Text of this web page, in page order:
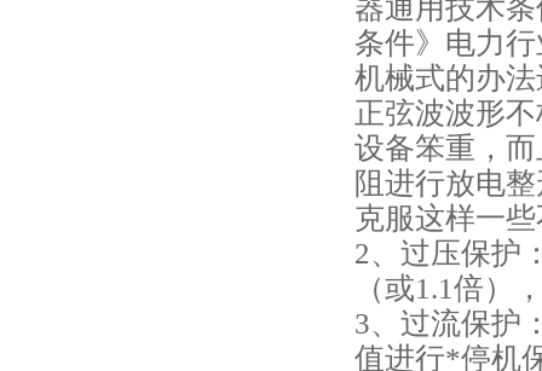
器通用技术
条件》电力
机械式的办
正弦波波形
设备笨重，
阻进行放电
克服这样一
2、过压保护
（或1.1倍）
3、过流保护
值进行*停机